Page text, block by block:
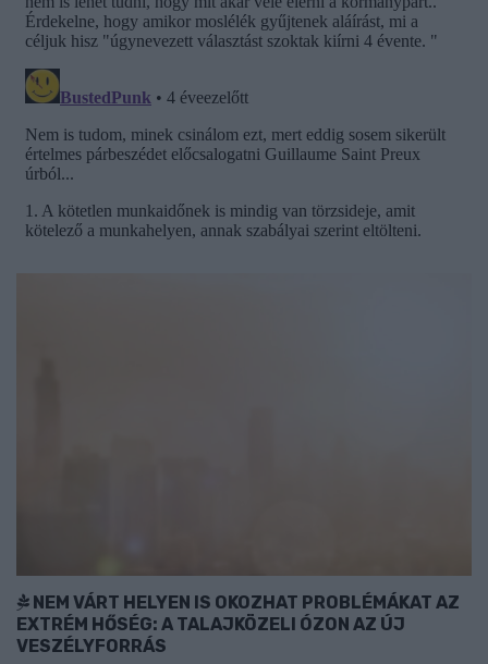
NEM VÁRT HELYEN IS OKOZHAT PROBLÉMÁKAT AZ
EXTRÉM HŐSÉG: A TALAJKÖZELI ÓZON AZ ÚJ
VESZÉLYFORRÁS